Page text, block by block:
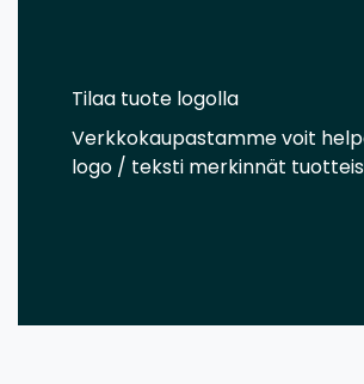
Tilaa tuote logolla
Verkkokaupastamme voit
logo / teksti merkinnät